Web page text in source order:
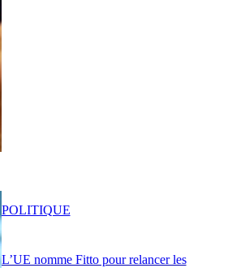
L’UE nomme Fitto pour relancer les
POLITIQUE